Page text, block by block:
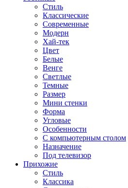
Стиль
Классические
Современные
Модерн
Хай-тек
Цвет
Белые
Венге
Светлые
Темные
Размер
Мини стенки
Форма
Угловые
Особенности
С компьютерным столом
Назначение
Под телевизор
Прихожие
Стиль
Классика